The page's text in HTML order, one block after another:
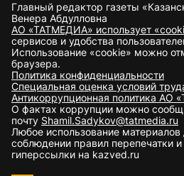
Главный редактор газеты
Венера Абдулловна
АО «ТАТМЕДИА» использует
сервисов и удобства
Использование «cookie» можно
браузера.
Политика конфиденциальности
Специальная оценка условий
Антикоррупционная политика АО
О фактах коррупции можно
почту Shamil.Sadykov@tatmedia.ru
Любое использование материалов
соблюдении правил перепечатки
гиперссылки на kazved.ru